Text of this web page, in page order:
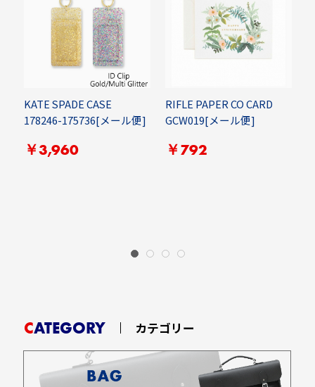
KATE SPADE CASE
178246-175736[メール便]
￥3,960
RIFLE PAPER CO CARD
GCW019[メール便]
￥792
CATEGORY カテゴリー